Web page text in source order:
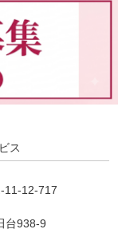
ス
11-12-717
台938-9